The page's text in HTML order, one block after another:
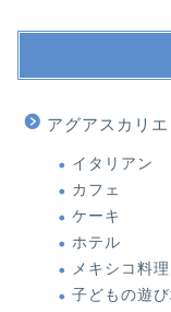
アグアスカリエ
イタリアン
カフェ
ケーキ
ホテル
メキシコ料理
子どもの遊